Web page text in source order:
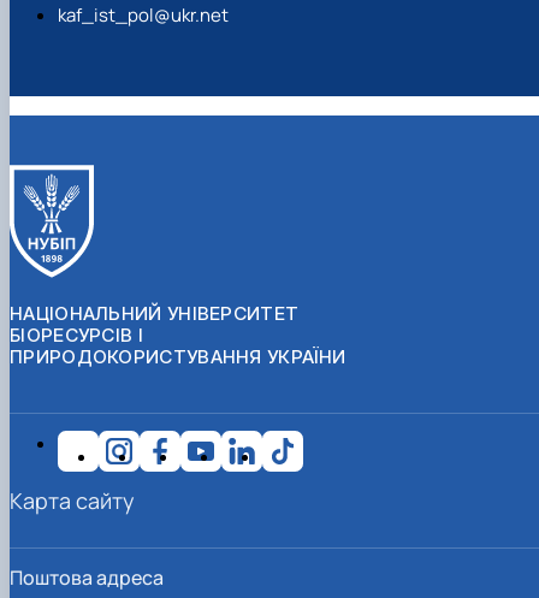
kaf_ist_pol@ukr.net
НАЦІОНАЛЬНИЙ УНІВЕРСИТЕТ
БІОРЕСУРСІВ І
ПРИРОДОКОРИСТУВАННЯ УКРАЇНИ
Поштова адреса
Карта сайту